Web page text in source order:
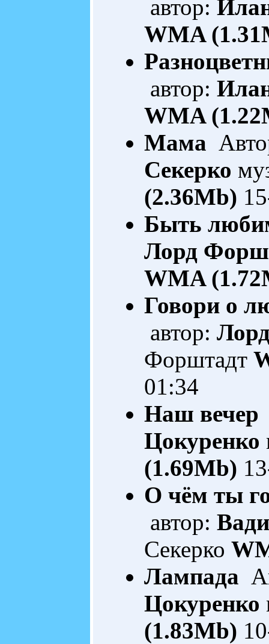
автор:
WMA
автор:
WMA
Мама
Секерко
(2.36Mb)
Быть
Лорд
WMA
Говори о
автор:
Форштадт
01:34
Наш вечер
Цокуренко
(1.69Mb)
О чём ты
автор:
Секерко
Лампада
Цокуренко
(1.83Mb)